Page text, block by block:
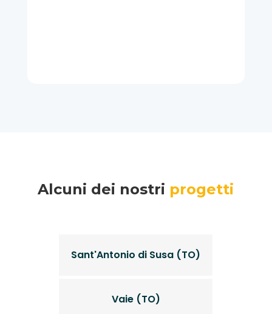
Alcuni dei nostri progetti
Sant'Antonio di Susa (TO)
Vaie (TO)